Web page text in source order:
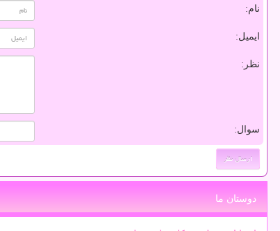
نام:
ایمیل:
نظر:
سوال:
دوستان ما